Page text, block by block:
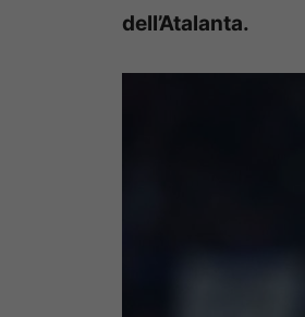
dell’Atalanta.